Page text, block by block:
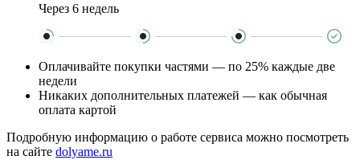
Через 6 недель
Оплачивайте покупки частями — по 25% каждые две
недели
Никаких дополнительных платежей — как обычная
оплата картой
Подробную информацию о работе сервиса можно посмотреть
на сайте dolyame.ru